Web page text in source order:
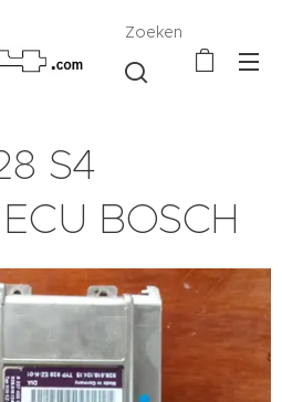
Zoeken
S4
BOSCH